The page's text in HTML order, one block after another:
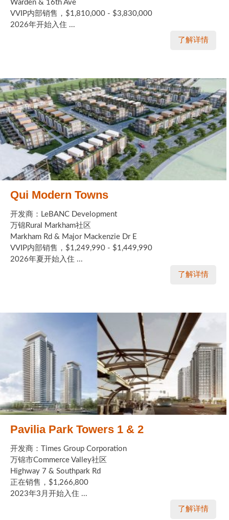
Warden & 16th Ave
VVIP内部销售，$1,810,000 - $3,830,000
2026年开始入住 ...
了解详情
Qui Modern Towns
开发商：LeBANC Development
万锦Rural Markham社区
Markham Rd & Major Mackenzie Dr E
VVIP内部销售，$1,249,990 - $1,449,990
2026年夏开始入住 ...
了解详情
Pavilia Park Towers 1 & 2
开发商：Times Group Corporation
万锦市Commerce Valley社区
Highway 7 & Southpark Rd
正在销售，$1,266,800
2023年3月开始入住 ...
了解详情